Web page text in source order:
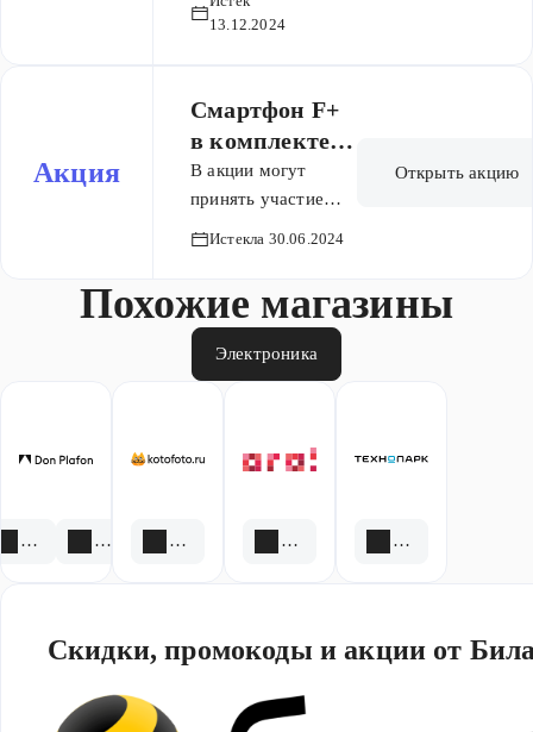
покупку
13.12.2024
Акция
Смартфон F+
в комплекте с
услугами
связи
В акции могут
принять участие
абоненты билайна,
обслуживающиеся
по тарифу с
(с абонентской
абоненты могут
территории того
приобреталась сим-
Истекла 30.06.2024
Открыть акцию
Похожие магазины
Электроника
2 акции 1 скидка 2 скидки 2 акции 6 акций
Скидки, промокоды и акции от